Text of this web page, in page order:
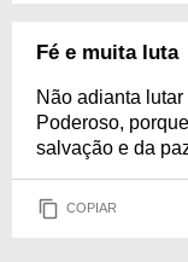
Fé e muita luta
Não adianta
Poderoso,
salvação e da
COPIAR